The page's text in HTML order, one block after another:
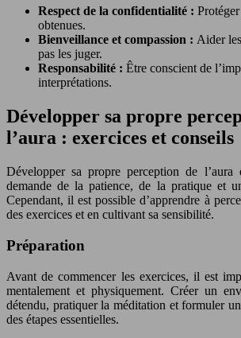
Respect de la confidentialité :
obtenues.
Bienveillance et compassion : Aider
pas les juger.
Responsabilité : Être conscient de
interprétations.
Développer sa propre
l’aura : exercices et conseils
Développer sa propre perception de l’aura
demande de la patience, de la pratique et
Cependant, il est possible d’apprendre à
des exercices et en cultivant sa sensibilité.
Préparation
Avant de commencer les exercices, il est
mentalement et physiquement. Créer un
détendu, pratiquer la méditation et formuler
des étapes essentielles.